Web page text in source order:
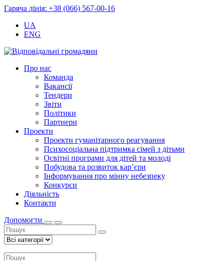
Гаряча лінія: +38 (066) 567-00-16
UA
ENG
Про нас
Команда
Вакансії
Тендери
Звіти
Політики
Партнери
Проекти
Проекти гуманітарного реагування
Психосоціальна підтримка сімей з дітьми
Освітні програми для дітей та молоді
Побудова та розвиток кар’єри
Інформування про мінну небезпеку
Конкурси
Діяльність
Контакти
Допомогти